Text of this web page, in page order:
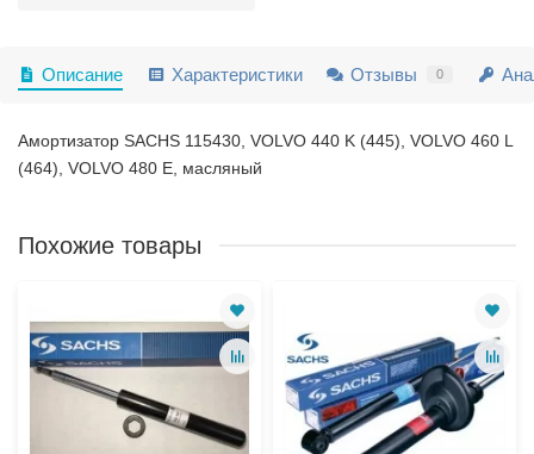
Описание Характеристики Отзывы 0
Амортизатор SACHS 115430, VOLVO 440 K (445), VOLVO 460 L
(464), VOLVO 480 E, масляный
Похожие товары